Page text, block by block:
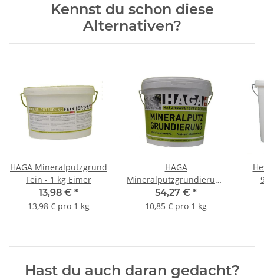
Kennst du schon diese
Alternativen?
HAGA Mineralputzgrund
Fein - 1 kg Eimer
13,98 € *
13,98 € pro 1 kg
HAGA
Mineralputzgrundierung
- 5 kg Eimer
54,27 € *
10,85 € pro 1 kg
Hast du auch daran gedacht?